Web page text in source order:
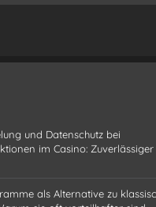
und Datenschutz bei
im Casino: Zuverlässiger
als Alternative zu